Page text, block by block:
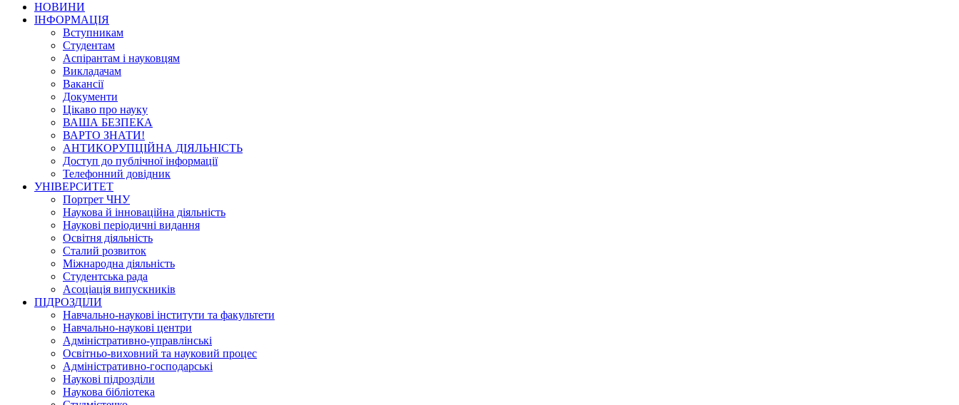
НОВИНИ
ІНФОРМАЦІЯ
Вступникам
Студентам
Аспірантам і науковцям
Викладачам
Вакансії
Документи
Цікаво про науку
ВАША БЕЗПЕКА
ВАРТО ЗНАТИ!
АНТИКОРУПЦІЙНА ДІЯЛЬНІСТЬ
Доступ до публічної інформації
Телефонний довідник
УНІВЕРСИТЕТ
Портрет ЧНУ
Наукова й інноваційна діяльність
Наукові періодичні видання
Освітня діяльність
Сталий розвиток
Міжнародна діяльність
Студентська рада
Асоціація випускників
ПІДРОЗДІЛИ
Навчально-наукові інститути та факультети
Навчально-наукові центри
Адміністративно-управлінські
Освітньо-виховний та науковий процес
Адміністративно-господарські
Наукові підрозділи
Наукова бібліотека